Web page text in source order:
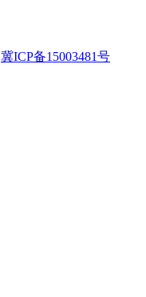
冀ICP备15003481号